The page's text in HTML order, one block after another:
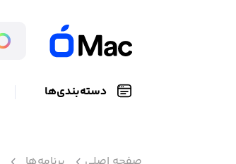
دسته‌بندی‌ها